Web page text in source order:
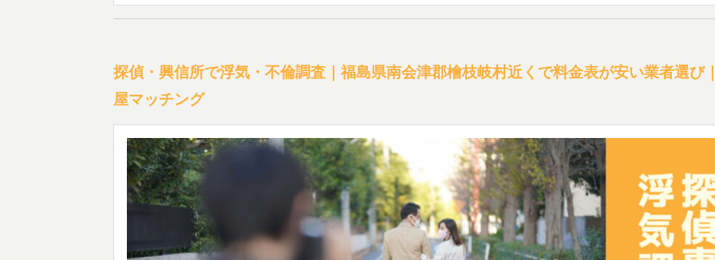
探偵・興信所で浮気・不倫調査｜福島県南会津郡檜枝岐村近くで料金表が安い業者選び
屋マッチング